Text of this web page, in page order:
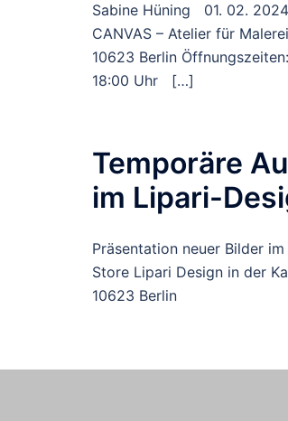
Sabine Hüning 01. 02.
CANVAS – Atelier für
10623 Berlin
18:00 Uhr […]
Temporäre
im Lipari-
Präsentation neuer Bilder
Store Lipari Design in der
10623 Berlin